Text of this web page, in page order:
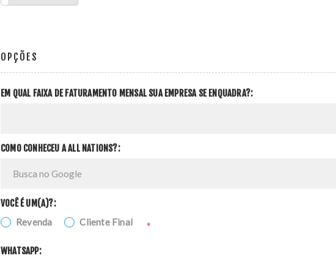
OPÇÕES
EM QUAL FAIXA DE FATURAMENTO MENSAL SUA EMPRESA SE ENQUADRA?:
COMO CONHECEU A ALL NATIONS?:
VOCÊ É UM(A)?:
Revenda Cliente Final *
WHATSAPP: